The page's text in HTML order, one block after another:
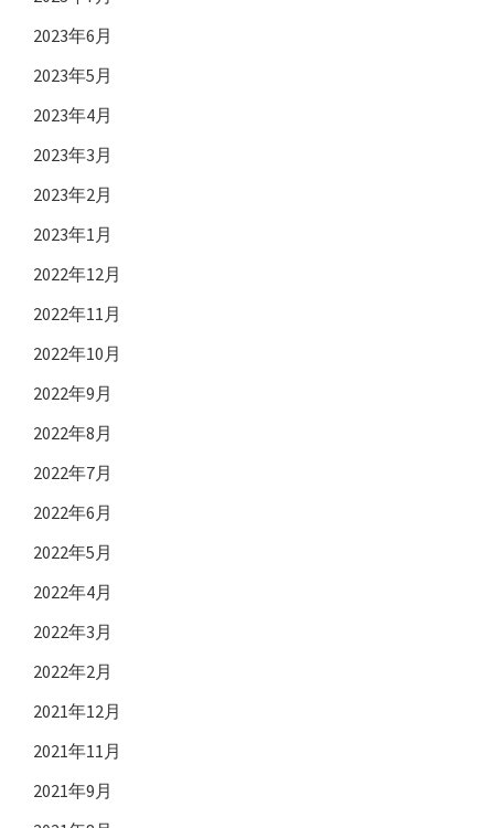
2023年6月
2023年5月
2023年4月
2023年3月
2023年2月
2023年1月
2022年12月
2022年11月
2022年10月
2022年9月
2022年8月
2022年7月
2022年6月
2022年5月
2022年4月
2022年3月
2022年2月
2021年12月
2021年11月
2021年9月